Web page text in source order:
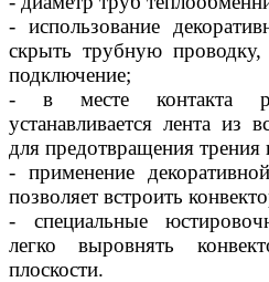
- использование
скрыть трубную проводку,
подключение;
- в месте контакта
устанавливается лента из
для предотвращения
- применение
позволяет встроить
- специальные
легко выровнять
плоскости.